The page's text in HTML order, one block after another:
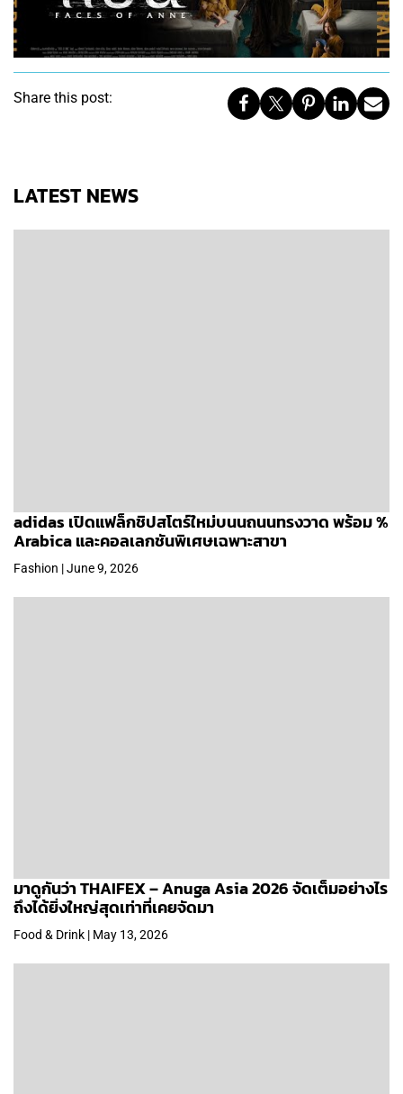
Share this post:
LATEST NEWS
adidas เปิดแฟล็กชิปสโตร์ใหม่บนนถนนทรงวาด พร้อม %
Arabica และคอลเลกชันพิเศษเฉพาะสาขา
Fashion | June 9, 2026
มาดูกันว่า THAIFEX – Anuga Asia 2026 จัดเต็มอย่างไร
ถึงได้ยิ่งใหญ่สุดเท่าที่เคยจัดมา
Food & Drink | May 13, 2026